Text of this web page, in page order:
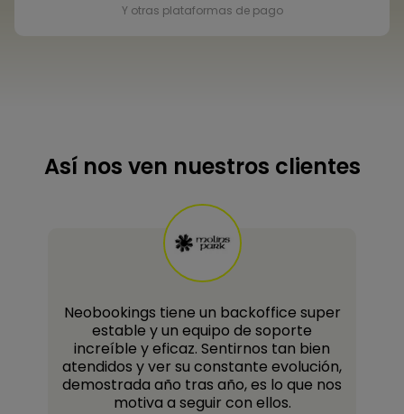
Y otras plataformas de pago
Así nos ven nuestros clientes
Neobookings tiene un backoffice super
estable y un equipo de soporte
increíble y eficaz. Sentirnos tan bien
atendidos y ver su constante evolución,
demostrada año tras año, es lo que nos
motiva a seguir con ellos.